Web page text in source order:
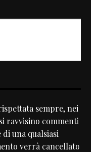
sempre, nei
ravvisino commenti
una qualsiasi
verrà cancellato